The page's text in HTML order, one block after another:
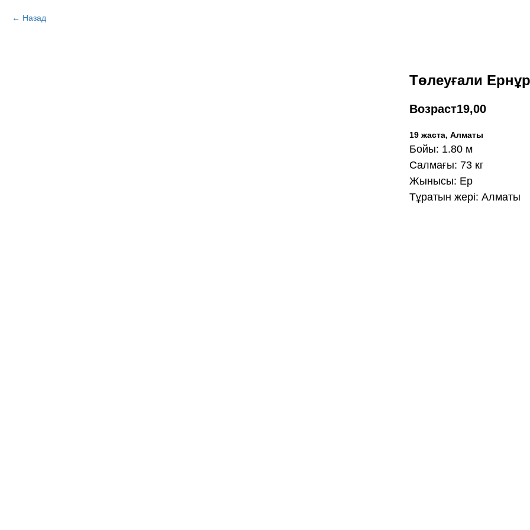
Назад
Төлеуғали Ернұр
Возраст19,00
19 жаста, Алматы
Бойы: 1.80 м
Салмағы: 73 кг
Жынысы: Ер
Тұратын жері: Алматы